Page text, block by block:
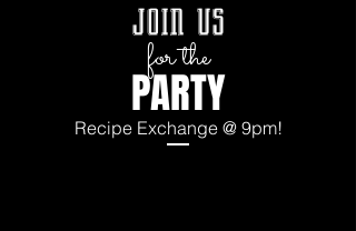
join us
for the
PARTY
Recipe Exchange @ 9pm!